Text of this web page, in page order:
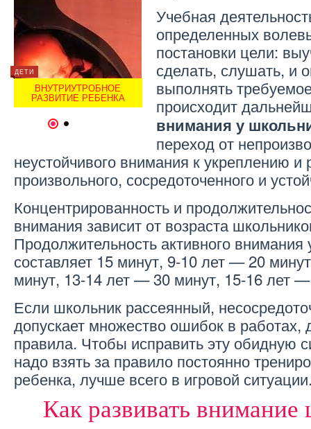
ДЕТИ
ВНУТРИУТРОБНОЕ
РАЗВИТИЕ РЕБЕНКА
ДЕТИ
ПИТАНИЕ ШКОЛЬНИКА
ДЕТИ
Учебная
определенных
постановки цели:
сделать, слушать, и
выполнять
происходит
внимания у
переход от
неустойчивого внимания к укреплению и
произвольного, сосредоточенного и
Концентрированность и
внимания зависит от возраста
Продолжительность активного
составляет 15 минут, 9-10 лет — 20
минут, 13-14 лет — 30 минут, 15-16 лет
Если школьник рассеянный,
допускает множество ошибок в работах,
правила. Чтобы исправить эту обидную
надо взять за правило постоянно
ребенка, лучше всего в игровой
Как развивать внимание